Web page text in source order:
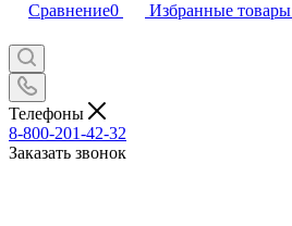
Сравнение0 Избранные товары
Телефоны
8-800-201-42-32
Заказать звонок